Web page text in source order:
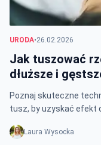
URODA•26.02.2026
Jak tuszować
dłuższe i
Poznaj skuteczne
tusz, by uzyskać efekt
Laura Wysocka